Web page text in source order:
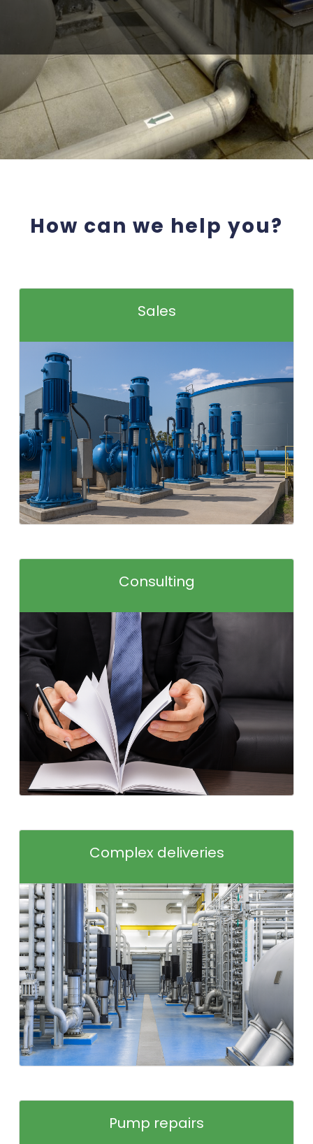
How can we help you?
Sales
Consulting
Complex deliveries
Pump repairs